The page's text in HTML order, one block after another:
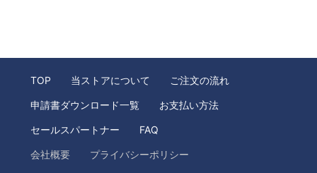
TOP 当ストアについて ご注文の流れ
申請書ダウンロード一覧 お支払い方法
セールスパートナー FAQ
会社概要 プライバシーポリシー